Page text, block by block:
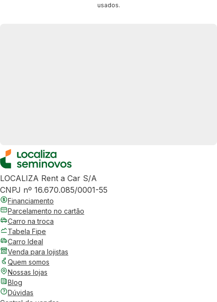
usados.
LOCALIZA Rent a Car S/A
CNPJ nº 16.670.085/0001-55
Financiamento
Parcelamento no cartão
Carro na troca
Tabela Fipe
Carro Ideal
Venda para lojistas
Quem somos
Nossas lojas
Blog
Dúvidas